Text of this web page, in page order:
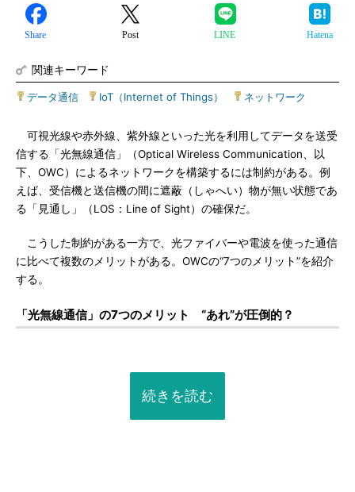
Share Post LINE Hatena
関連キーワード
データ通信 IoT（Internet of Things） ネットワーク
可視光線や赤外線、紫外線といった光を利用してデータを送受
信する「光無線通信」（Optical Wireless Communication、以
下、OWC）によるネットワークを構築するには制約がある。例
えば、受信機と送信機の間に遮蔽（しゃへい）物が無い状態であ
る「見通し」（LOS：Line of Sight）の確保だ。
こうした制約がある一方で、光ファイバーや電波を使った通信
に比べて複数のメリットがある。OWCの“7つのメリット”を紹介
する。
「光無線通信」の7つのメリット “あれ”が圧倒的？
続きを読む